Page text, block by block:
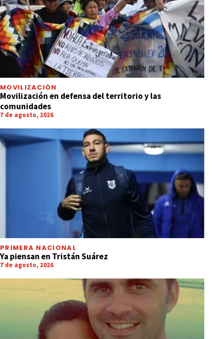
MOVILIZACIÓN
Movilización en defensa del territorio y las
comunidades
7 de agosto, 2026
PRIMERA NACIONAL
Ya piensan en Tristán Suárez
7 de agosto, 2026